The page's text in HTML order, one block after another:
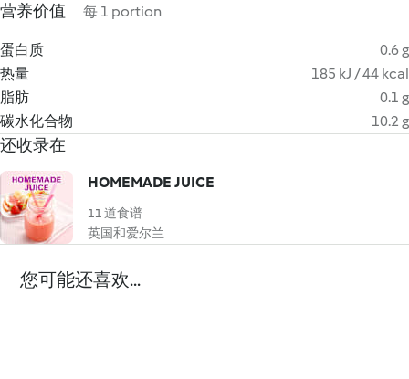
营养价值 每 1 portion
蛋白质
0.6 g
热量
185 kJ / 44 kcal
脂肪
0.1 g
碳水化合物
10.2 g
还收录在
HOMEMADE JUICE
11 道食谱
英国和爱尔兰
您可能还喜欢...